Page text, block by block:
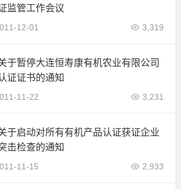
监管工作会议
12-01 3,319
于暂停大连恒寿康有机农业有限公司
证证书的通知
11-22 3,231
于启动对所有有机产品认证获证企业
击检查的通知
11-15 2,933